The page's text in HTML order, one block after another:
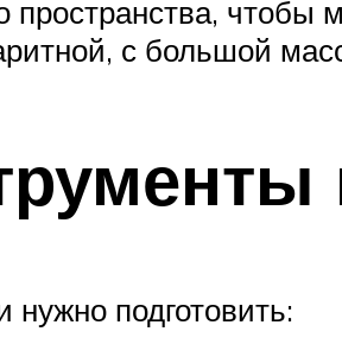
пространства,
с большой
нужно подготовить: